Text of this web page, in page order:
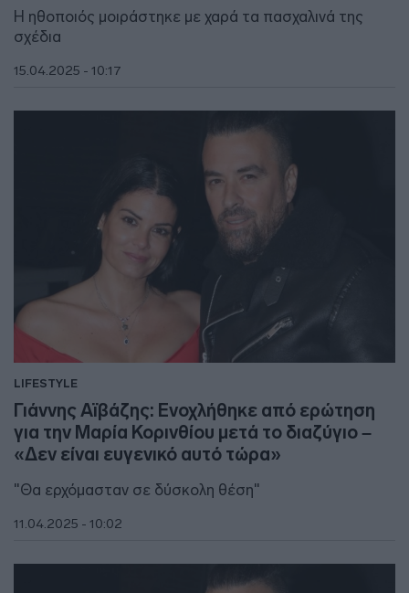
Η ηθοποιός μοιράστηκε με χαρά τα πασχαλινά της
σχέδια
15.04.2025 - 10:17
LIFESTYLE
Γιάννης Αϊβάζης: Ενοχλήθηκε από ερώτηση
για την Μαρία Κορινθίου μετά το διαζύγιο –
«Δεν είναι ευγενικό αυτό τώρα»
"Θα ερχόμασταν σε δύσκολη θέση"
11.04.2025 - 10:02